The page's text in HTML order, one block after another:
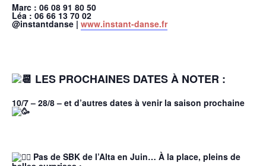
Marc : 06 08 91 80 50
Léa : 06 66 13 70 02
@instantdanse | www.instant-danse.fr
LES PROCHAINES DATES À NOTER :
10/7 – 28/8 – et d’autres dates à venir la saison prochaine
Pas de SBK de l’Alta en Juin… À la place, pleins de